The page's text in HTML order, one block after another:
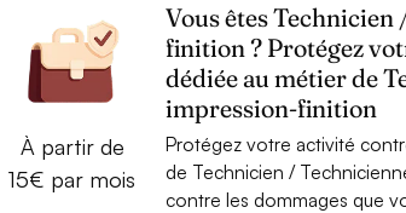
À partir de
15€ par mois
Vous êtes
finition ? Protégez
dédiée au métier de
impression-finition
Protégez votre activité
de Technicien /
contre les dommages que